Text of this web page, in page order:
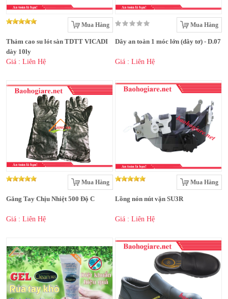
Mua Hàng
Thảm cao su lót sàn TDTT VICADI
dày 10ly
Giá : Liên Hệ
Mua Hàng
Dây an toàn 1 móc lớn (dây tơ) - D.07
Giá : Liên Hệ
Mua Hàng
Găng Tay Chịu Nhiệt 500 Độ C
Giá : Liên Hệ
Mua Hàng
Lồng nón nút vặn SU3R
Giá : Liên Hệ